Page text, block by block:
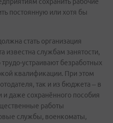
сохранить рабочие
постоянную или хотя бы
стать организация
известна службам занятости,
устраивают безработных
квалификации. При этом
так и из бюджета – в
даже сохранённого пособия
работы
службы, военкоматы,